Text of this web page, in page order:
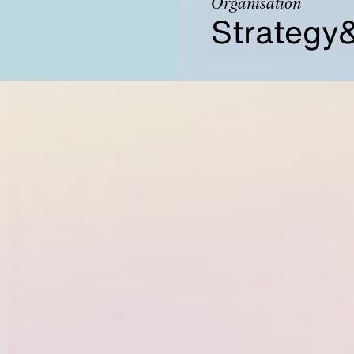
Organisation